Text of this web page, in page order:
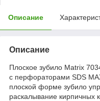
Описание
Описание
Плоское зубило Matrix
с перфораторами SDS
плоской форме зубило
раскалывание кирпичных